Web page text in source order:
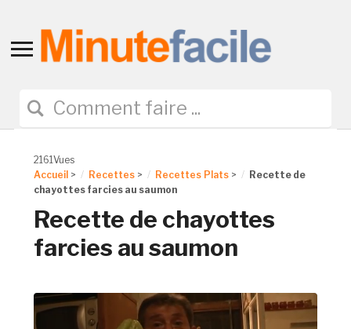
Toggle
navigation
2161Vues
Accueil > Recettes > Recettes Plats >
Recette de
chayottes farcies au saumon
Recette de chayottes
farcies au saumon